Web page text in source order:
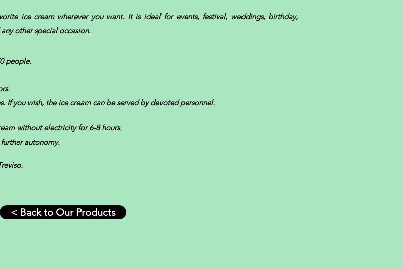
ice cream wherever you want. It is ideal for events, festival, weddings, birthday,
other special occasion.
people.
If you wish, the ice cream can be served by devoted personnel.
without electricity for 6-8 hours.
autonomy.
< Back to Our Products